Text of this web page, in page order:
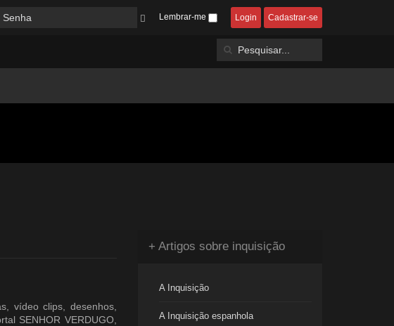
Lembrar-me Login Cadastrar-se
vídeo clips, desenhos,
SENHOR VERDUGO,
+ Artigos sobre inquisição
A Inquisição
A Inquisição espanhola